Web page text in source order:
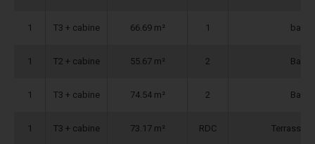
1 T3 + cabine 66.69 m² 1
1 T2 + cabine 55.67 m² 2
1 T3 + cabine 74.54 m² 2
1 T3 + cabine 73.17 m² RDC Terrasse